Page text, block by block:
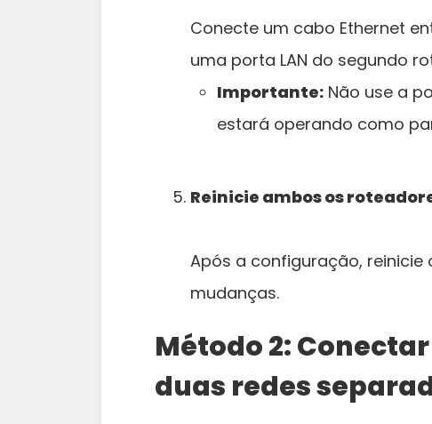
Conecte um cabo Ethernet
uma porta LAN do segundo
Importante: Não use a
estará operando como
Reinicie ambos os
Após a configuração,
mudanças.
Método 2:
duas redes